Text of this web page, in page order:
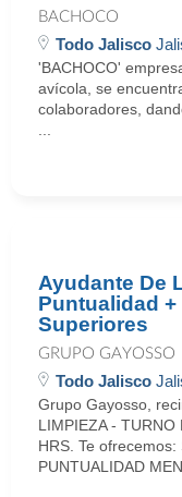
BACHOCO
Todo Jalisco
'BACHOCO'
avícola, se
colaboradores,
Ayudante De
Puntualidad +
Superiores
GRUPO GAYOSSO
Todo Jalisco
Grupo Gayosso,
LIMPIEZA - TURNO
HRS. Te ofrecemos:
PUNTUALIDAD